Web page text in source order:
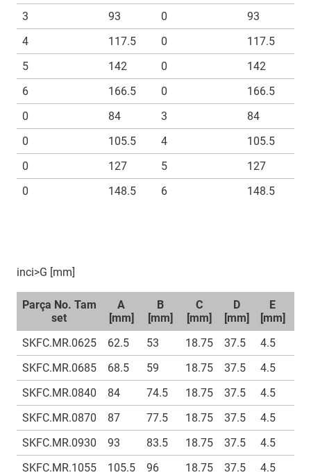
3 93 0
93
4
117.5 0
117.5
5
142 0
142
6
166.5 0
166.5
0
84 3
84
0
105.5 4
105.5
0
127 5
127
0
148.5 6 148.5
inci>G [mm]
Parça No. Tam
set
A
[mm]
B
[mm]
C
[mm]
D
[mm]
E
[mm]
SKFC.MR.0625
62.5 53 18.75 37.5 4.5
SKFC.MR.0685
68.5 59 18.75 37.5 4.5
SKFC.MR.0840
84 74.5 18.75 37.5 4.5
SKFC.MR.0870
87 77.5 18.75 37.5 4.5
SKFC.MR.0930
93 83.5 18.75 37.5 4.5
SKFC.MR.1055
105.5 96 18.75 37.5 4.5